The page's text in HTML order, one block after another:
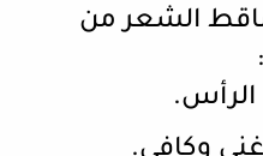
الشعر من
الرأس.